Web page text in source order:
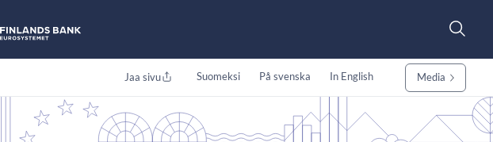
Jaa sivu Suomeksi På svenska In English Media